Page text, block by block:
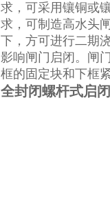
求，可采用镶铜或
求，可制造高水头
下，方可进行二期
影响闸门启闭。闸
框的固定块和下框
全封闭螺杆式启